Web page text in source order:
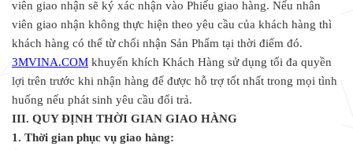
viên giao nhận sẽ ký xác nhận vào Phiếu giao hàng. Nếu nhân
viên giao nhận không thực hiện theo yêu cầu của khách hàng thì
khách hàng có thể từ chối nhận Sản Phẩm tại thời điểm đó.
3MVINA.COM khuyến khích Khách Hàng sử dụng tối đa quyền
lợi trên trước khi nhận hàng để được hỗ trợ tốt nhất trong mọi tình
huống nếu phát sinh yêu cầu đổi trả.
III. QUY ĐỊNH THỜI GIAN GIAO HÀNG
1. Thời gian phục vụ giao hàng: